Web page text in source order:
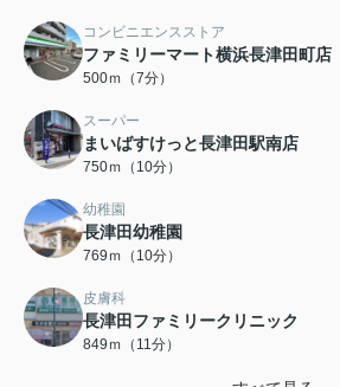
コンビニエンスストア
ファミリーマート横浜長津田町店
500ｍ（7分）
スーパー
まいばすけっと長津田駅南店
750ｍ（10分）
幼稚園
長津田幼稚園
769ｍ（10分）
皮膚科
長津田ファミリークリニック
849ｍ（11分）